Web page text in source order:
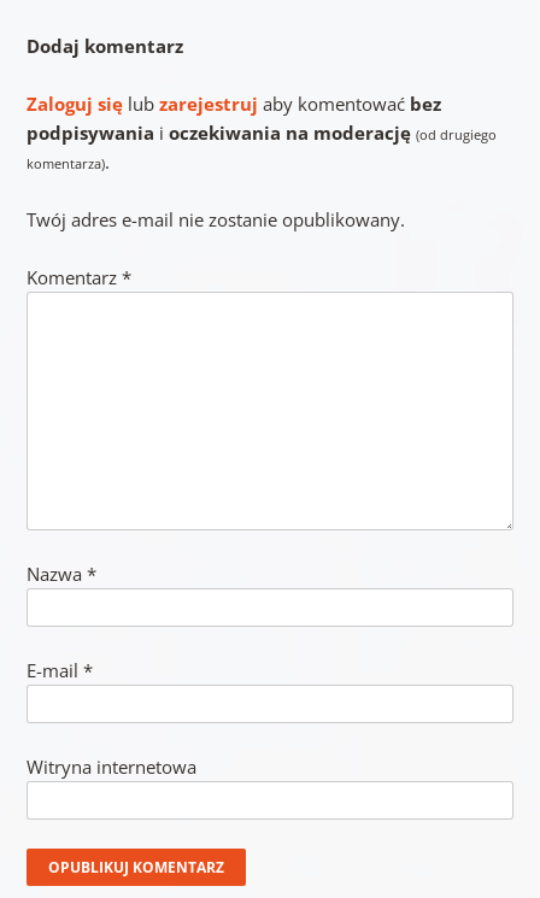
Dodaj komentarz
Zaloguj sięlub zarejestruj aby komentować bez
podpisywania i oczekiwania na moderację (od drugiego
komentarza).
Twój adres e-mail nie zostanie opublikowany.
Komentarz *
Nazwa *
E-mail *
Witryna internetowa